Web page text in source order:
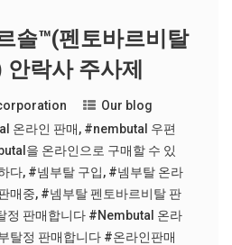
솔™(펜토바르비탈
락사 주사제
Our blog
온라인 판매, #nembutal 우편
을 온라인으로 구매할 수 있
다, #넴부탈 구입, #넴부탈 온라
매중, #넴부탈 펜토바르비탈 판
정 판매합니다 #Nembutal 온라
탈정 판매합니다 #온라인판매